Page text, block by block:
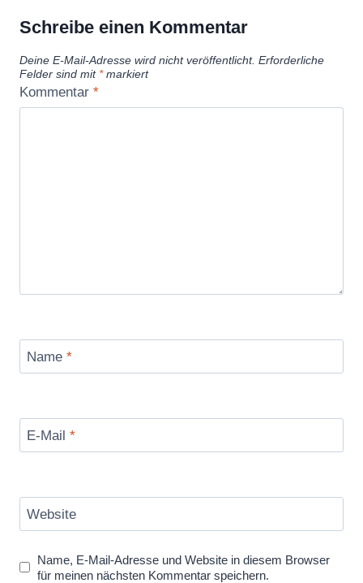
Schreibe einen Kommentar
Deine E-Mail-Adresse wird nicht veröffentlicht. Erforderliche
Felder sind mit *markiert
Kommentar *
Name *
E-Mail *
Website
Name, E-Mail-Adresse und Website in diesem Browser
für meinen nächsten Kommentar speichern.